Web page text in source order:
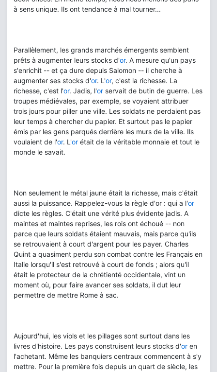
à sens unique. Ils ont tendance à mal tourner...
Parallèlement, les grands marchés émergents semblent
prêts à augmenter leurs stocks d'or. A mesure qu'un pays
s'enrichit -- et ça dure depuis Salomon -- il cherche à
augmenter ses stocks d'or. L'or, c'est la richesse. La
richesse, c'est l'or. Jadis, l'or servait de butin de guerre. Les
troupes médiévales, par exemple, se voyaient attribuer
trois jours pour piller une ville. Les soldats ne perdaient pas
leur temps à chercher du papier. Et surtout pas le papier
émis par les gens parqués derrière les murs de la ville. Ils
voulaient de l'or. L'or était de la véritable monnaie et tout le
monde le savait.
Non seulement le métal jaune était la richesse, mais c'était
aussi la puissance. Rappelez-vous la règle d'or : qui a l'or
dicte les règles. C'était une vérité plus évidente jadis. A
maintes et maintes reprises, les rois ont échoué -- non
parce que leurs soldats étaient mauvais, mais parce qu'ils
se retrouvaient à court d'argent pour les payer. Charles
Quint a quasiment perdu son combat contre les Français en
Italie lorsqu'il s'est retrouvé à court de fonds ; alors qu'il
était le protecteur de la chrétienté occidentale, vint un
moment où, pour faire avancer ses soldats, il dut leur
permettre de mettre Rome à sac.
Aujourd'hui, les viols et les pillages sont surtout dans les
livres d'histoire. Les pays construisent leurs stocks d'or en
l'achetant. Même les banquiers centraux commencent à s'y
mettre. Pour la première fois depuis un quart de siècle, les